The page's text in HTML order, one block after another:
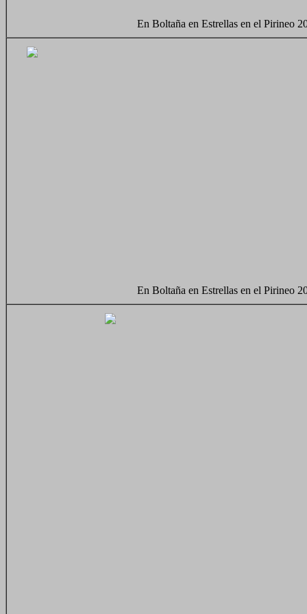
En Boltaña en Estrellas en el Pirineo
En Boltaña en Estrellas en el Pirineo